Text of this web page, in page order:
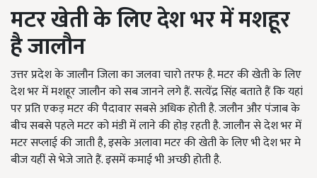
मटर खेती के लिए देश भर में मशहूर
है जालौन
उत्तर प्रदेश के जालौन जिला का जलवा चारो तरफ है. मटर की खेती के लिए
देश भर में मशहूर जालौन को सब जानने लगे हैं. सत्येंद्र सिंह बताते हैं कि यहां
पर प्रति एकड़ मटर की पैदावार सबसे अधिक होती है. जलौन और पंजाब के
बीच सबसे पहले मटर को मंडी में लाने की होड़ रहती है. जालौन से देश भर में
मटर सप्लाई की जाती है, इसके अलावा मटर की खेती के लिए भी देश भर मे
बीज यहीं से भेजे जाते हैं. इसमें कमाई भी अच्छी होती है.